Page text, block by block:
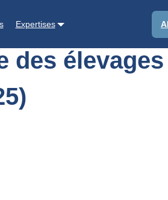
Expertises
des